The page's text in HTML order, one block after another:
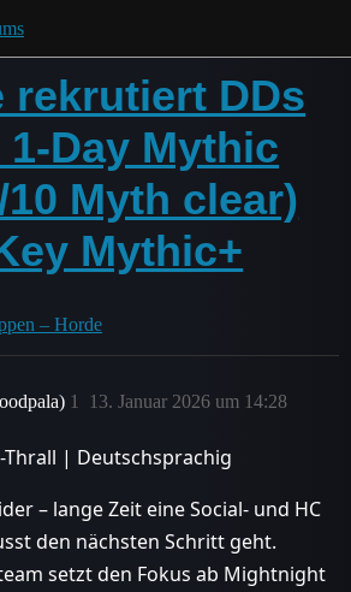
rekrutiert DDs
1-Day Mythic
10 Myth clear)
Mythic+
– Horde
13. Januar 2026 um 14:28
1
| Deutschsprachig
– lange Zeit eine Social- und HC
den nächsten Schritt geht.
setzt den Fokus ab Mightnight